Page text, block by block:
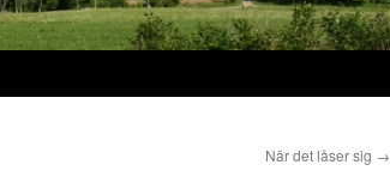
När det låser sig →